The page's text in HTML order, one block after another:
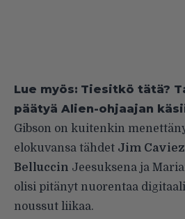
Lue myös: Tiesitkö tätä?
päätyä Alien-ohjaajan
Gibson on kuitenkin
elokuvansa tähdet Jim
Belluccin Jeesuksena ja
olisi pitänyt nuorentaa
noussut liikaa.